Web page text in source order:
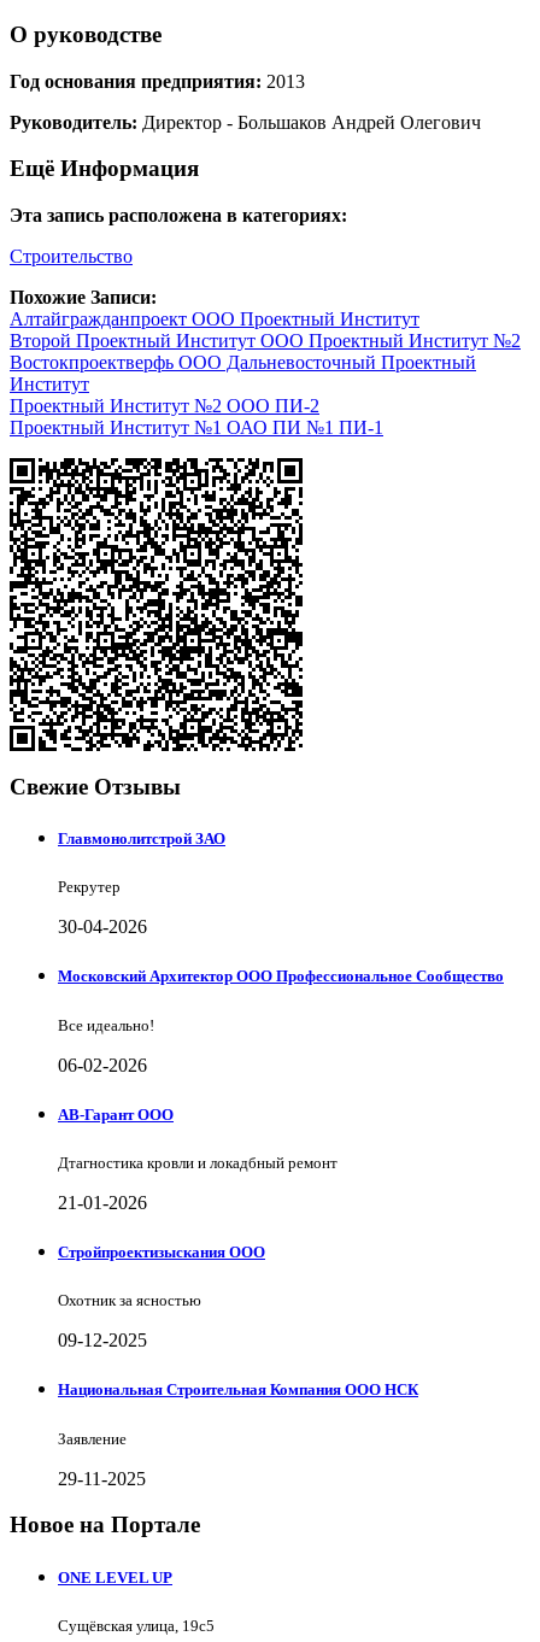
О руководстве
Год основания предприятия: 2013
Руководитель: Директор - Большаков Андрей Олегович
Ещё Информация
Эта запись расположена в категориях:
Строительство
Похожие Записи:
Алтайгражданпроект ООО Проектный Институт
Второй Проектный Институт ООО Проектный Институт №2
Востокпроектверфь ООО Дальневосточный Проектный
Институт
Проектный Институт №2 ООО ПИ-2
Проектный Институт №1 ОАО ПИ №1 ПИ-1
Свежие Отзывы
Главмонолитстрой ЗАО
Рекрутер
30-04-2026
Московский Архитектор ООО Профессиональное Сообщество
Все идеально!
06-02-2026
АВ-Гарант ООО
Дтагностика кровли и локадбный ремонт
21-01-2026
Стройпроектизыскания ООО
Охотник за ясностью
09-12-2025
Национальная Строительная Компания ООО НСК
Заявление
29-11-2025
Новое на Портале
ONE LEVEL UP
Сущёвская улица, 19с5